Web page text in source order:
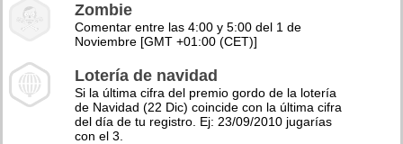
Zombie
Comentar entre las 4:00 y 5:00 del 1 de
Noviembre [GMT +01:00 (CET)]
Lotería de navidad
Si la última cifra del premio gordo de la lotería
de Navidad (22 Dic) coincide con la última cifra
del día de tu registro. Ej: 23/09/2010 jugarías
con el 3.